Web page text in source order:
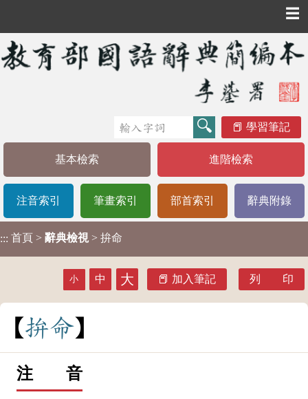
☰
學習筆記
基本檢索 進階檢索
注音索引 筆畫索引 部首索引 辭典附錄
::: 首頁 > 辭典檢視 > 拚命
小 中 大 加入筆記 列 印
拚命
注 音